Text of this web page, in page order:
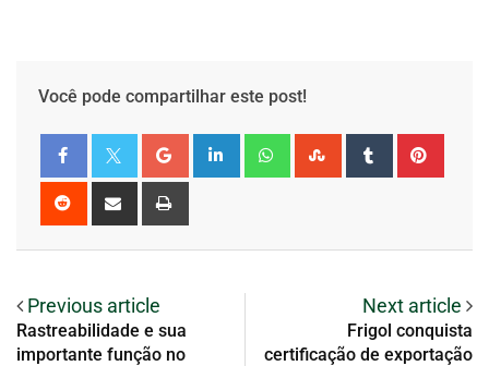
Você pode compartilhar este post!
Previous article
Rastreabilidade e sua
importante função no
Next article
Frigol conquista
certificação de exportação